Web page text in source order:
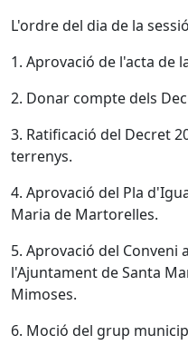
L'ordre del dia de la
1. Aprovació de l'acta de
2. Donar compte dels
3. Ratificació del Decret
terrenys.
4. Aprovació del Pla
Maria de Martorelles.
5. Aprovació del Conveni
l'Ajuntament de Santa
Mimoses.
6. Moció del grup